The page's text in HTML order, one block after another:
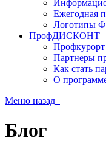
Ежегодная
Логотипы
ПрофДИСКОНТ
Профкурорт
Партнеры
Как стать
О
Меню назад
Блог